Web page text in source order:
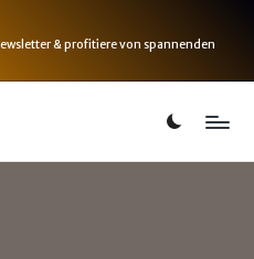
& profitiere von spannenden